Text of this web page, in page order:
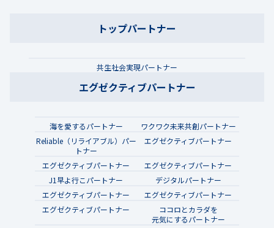
トップパートナー
共生社会実現パートナー
エグゼクティブパートナー
海を愛するパートナー
ワクワク未来共創パートナー
Reliable（リライアブル）パー
トナー
エグゼクティブパートナー
エグゼクティブパートナー
エグゼクティブパートナー
J1早よ行こパートナー
デジタルパートナー
エグゼクティブパートナー
エグゼクティブパートナー
エグゼクティブパートナー
ココロとカラダを
元気にするパートナー